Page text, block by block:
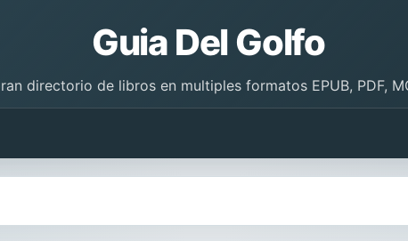
Guia Del Golfo
directorio de libros en multiples formatos EPUB, PDF,